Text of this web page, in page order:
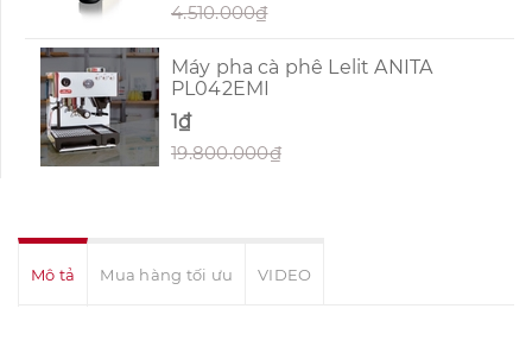
4.510.000₫
Máy pha cà phê Lelit ANITA
PL042EMI
1₫
19.800.000₫
Mô tả Mua hàng tối ưu VIDEO